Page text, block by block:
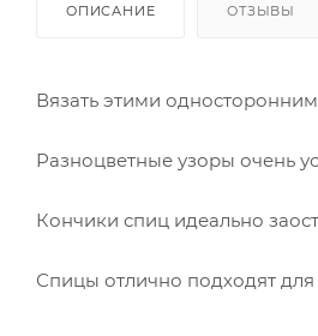
ОПИСАНИЕ ОТЗЫВЫ
Вязать этими
Разноцветные узоры очень
Кончики спиц идеально
Спицы отлично подходят